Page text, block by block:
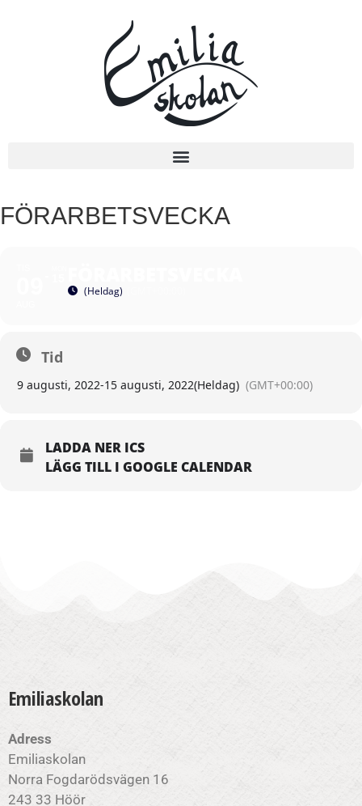
FÖRARBETSVECKA
(Heldag)
Tid
9 augusti, 2022-15 augusti, 2022(Heldag) (GMT+00:00)
LADDA NER ICS
LÄGG TILL I GOOGLE CALENDAR
Emiliaskolan
Adress
Emiliaskolan
Norra Fogdarödsvägen 16
243 33 Höör